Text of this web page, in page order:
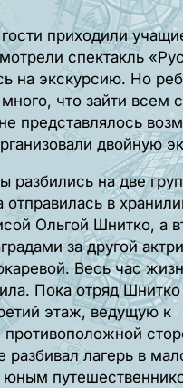
приходили
спектакль
на экскурсию. Но
что зайти всем
представлялось
двойную
разбились на две
в
Ольгой Шнитко, а
за другой
Весь час
Пока отряд
этаж, ведущую к
противоположной
разбивал лагерь в
юным